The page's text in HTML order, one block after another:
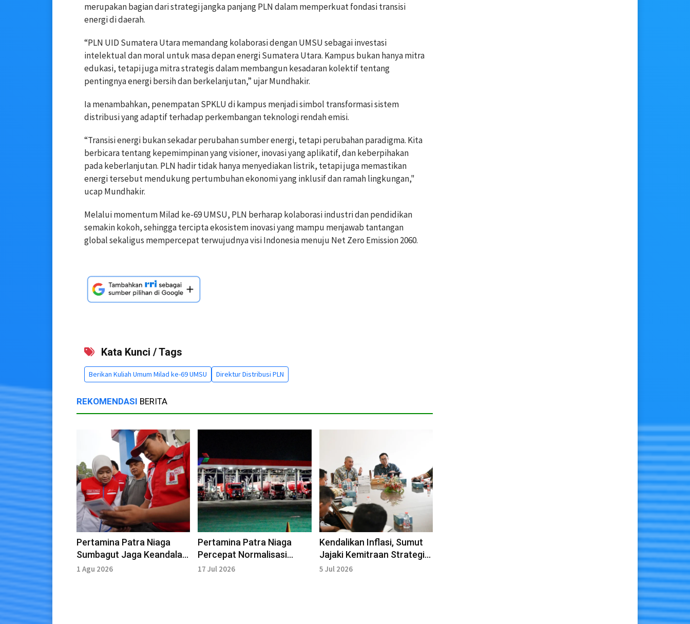
merupakan bagian dari strategi jangka panjang PLN dalam memperkuat fondasi transisi
energi di daerah.
“PLN UID Sumatera Utara memandang kolaborasi dengan UMSU sebagai investasi
intelektual dan moral untuk masa depan energi Sumatera Utara. Kampus bukan hanya mitra
edukasi, tetapi juga mitra strategis dalam membangun kesadaran kolektif tentang
pentingnya energi bersih dan berkelanjutan,” ujar Mundhakir.
Ia menambahkan, penempatan SPKLU di kampus menjadi simbol transformasi sistem
distribusi yang adaptif terhadap perkembangan teknologi rendah emisi.
“Transisi energi bukan sekadar perubahan sumber energi, tetapi perubahan paradigma. Kita
berbicara tentang kepemimpinan yang visioner, inovasi yang aplikatif, dan keberpihakan
pada keberlanjutan. PLN hadir tidak hanya menyediakan listrik, tetapi juga memastikan
energi tersebut mendukung pertumbuhan ekonomi yang inklusif dan ramah lingkungan,"
ucap Mundhakir.
Melalui momentum Milad ke-69 UMSU, PLN berharap kolaborasi industri dan pendidikan
semakin kokoh, sehingga tercipta ekosistem inovasi yang mampu menjawab tantangan
global sekaligus mempercepat terwujudnya visi Indonesia menuju Net Zero Emission 2060.
Kata Kunci / Tags
Berikan Kuliah Umum Milad ke-69 UMSU Direktur Distribusi PLN
REKOMENDASI BERITA
Pertamina Patra Niaga
Sumbagut Jaga Keandalan
Layanan SPBU
1 Agu 2026
Pertamina Patra Niaga
Percepat Normalisasi
Distribusi BBM,
17 Jul 2026
Kendalikan Inflasi, Sumut
Jajaki Kemitraan Strategis
dengan Rumah Tani
5 Jul 2026